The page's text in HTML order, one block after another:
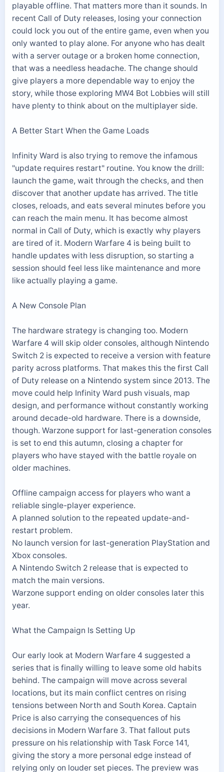
playable offline. That matters more than it sounds. In
recent Call of Duty releases, losing your connection
could lock you out of the entire game, even when you
only wanted to play alone. For anyone who has dealt
with a server outage or a broken home connection,
that was a needless headache. The change should
give players a more dependable way to enjoy the
story, while those exploring MW4 Bot Lobbies will still
have plenty to think about on the multiplayer side.
A Better Start When the Game Loads
Infinity Ward is also trying to remove the infamous
"update requires restart" routine. You know the drill:
launch the game, wait through the checks, and then
discover that another update has arrived. The title
closes, reloads, and eats several minutes before you
can reach the main menu. It has become almost
normal in Call of Duty, which is exactly why players
are tired of it. Modern Warfare 4 is being built to
handle updates with less disruption, so starting a
session should feel less like maintenance and more
like actually playing a game.
A New Console Plan
The hardware strategy is changing too. Modern
Warfare 4 will skip older consoles, although Nintendo
Switch 2 is expected to receive a version with feature
parity across platforms. That makes this the first Call
of Duty release on a Nintendo system since 2013. The
move could help Infinity Ward push visuals, map
design, and performance without constantly working
around decade-old hardware. There is a downside,
though. Warzone support for last-generation consoles
is set to end this autumn, closing a chapter for
players who have stayed with the battle royale on
older machines.
Offline campaign access for players who want a
reliable single-player experience.
A planned solution to the repeated update-and-
restart problem.
No launch version for last-generation PlayStation and
Xbox consoles.
A Nintendo Switch 2 release that is expected to
match the main versions.
Warzone support ending on older consoles later this
year.
What the Campaign Is Setting Up
Our early look at Modern Warfare 4 suggested a
series that is finally willing to leave some old habits
behind. The campaign will move across several
locations, but its main conflict centres on rising
tensions between North and South Korea. Captain
Price is also carrying the consequences of his
decisions in Modern Warfare 3. That fallout puts
pressure on his relationship with Task Force 141,
giving the story a more personal edge instead of
relying only on louder set pieces. The preview was